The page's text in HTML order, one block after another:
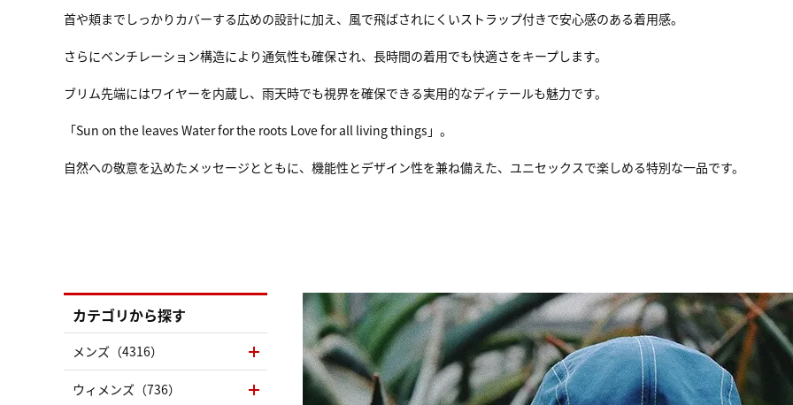
首や頬までしっかりカバーする広めの設計に加え、風で飛ばされにくいストラップ付きで安心感のある着用感。
さらにベンチレーション構造により通気性も確保され、長時間の着用でも快適さをキープします。
ブリム先端にはワイヤーを内蔵し、雨天時でも視界を確保できる実用的なディテールも魅力です。
「Sun on the leaves Water for the roots Love for all living things」。
自然への敬意を込めたメッセージとともに、機能性とデザイン性を兼ね備えた、ユニセックスで楽しめる特別な一品です。
カテゴリから探す
メンズ（4316）
ウィメンズ（736）